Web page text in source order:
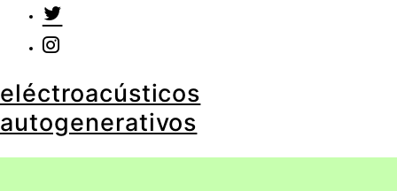
eléctroacústicos
autogenerativos